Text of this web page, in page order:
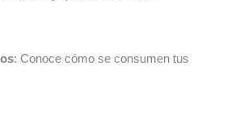
: Conoce cómo se consumen tus